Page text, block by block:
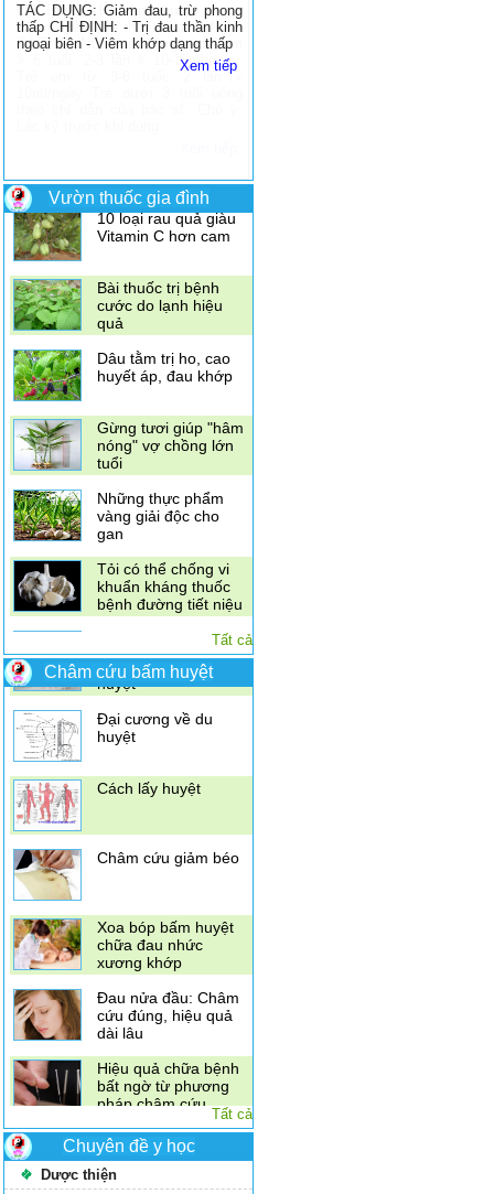
TÁC DỤNG: Giảm đau, trừ phong
thấp CHỈ ĐỊNH: - Trị đau thần kinh
ngoại biên - Viêm khớp dạng thấp
Xem tiếp
Vườn thuốc gia đình
Có nên ăn mướp
Dùng vỏ quýt để trị
ho
4 loại gia vị thần kỳ
giúp giảm đau
10 loại rau quả giàu
Vitamin C hơn cam
Bài thuốc trị bệnh
cước do lạnh hiệu
quả
Dâu tằm trị ho, cao
huyết áp, đau khớp
Gừng tươi giúp "hâm
nóng" vợ chồng lớn
tuổi
Những thực phẩm
vàng giải độc cho
Tỏi có thể chống vi
Kết hợp diệp hạ châu
Tất cả
Châm cứu bấm huyệt
bằng xoa bóp bấm
huyệt
Đại cương về du
huyệt
Châm cứu giảm béo
chữa đau nhức
xương khớp
Đau nửa đầu: Châm
cứu đúng, hiệu quả
dài lâu
Hiệu quả chữa bệnh
bất ngờ từ phương
pháp châm cứu
Tất cả
Chuyên đề y học
Dược thiện